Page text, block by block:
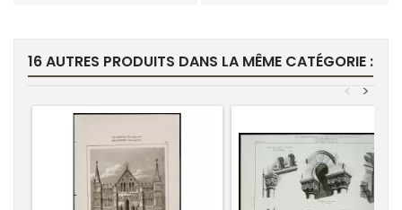
16 AUTRES PRODUITS DANS LA MÊME CATÉGORIE :
>
<